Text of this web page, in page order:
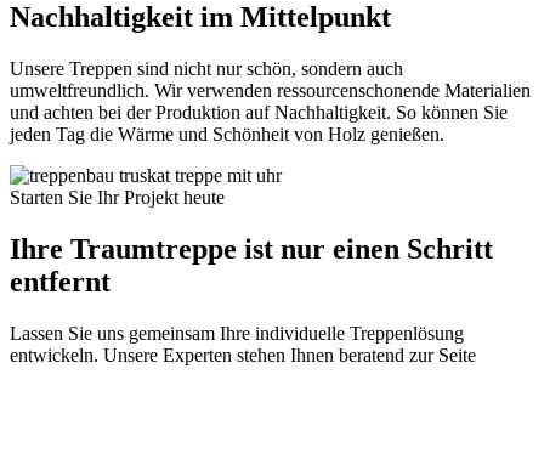
Nachhaltigkeit im Mittelpunkt
Unsere Treppen sind nicht nur schön, sondern auch
umweltfreundlich. Wir verwenden ressourcenschonende Materialien
und achten bei der Produktion auf Nachhaltigkeit. So können Sie
jeden Tag die Wärme und Schönheit von Holz genießen.
Starten Sie Ihr Projekt heute
Ihre Traumtreppe ist nur einen Schritt
entfernt
Lassen Sie uns gemeinsam Ihre individuelle Treppenlösung
entwickeln. Unsere Experten stehen Ihnen beratend zur Seite